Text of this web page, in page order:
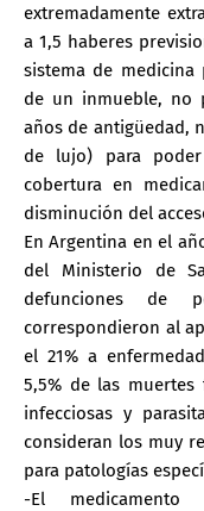
extremadamente
a 1,5 haberes
sistema de
de un inmueble, no
años de antigüedad,
de lujo) para
cobertura en
disminución del
En Argentina en el
del Ministerio de
defunciones de
correspondieron al
el 21% a
5,5% de las
infecciosas y
consideran los muy
para patologías
-El medicamento